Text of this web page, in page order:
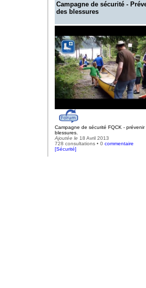
Campagne de sécurité -
des blessures
Campagne de sécurité FQCK - prévenir
blessures.
Ajoutée le 18 Avril 2013
728 consultations • 0 commentaire
[Sécurité]